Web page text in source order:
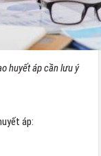
huyết áp cần lưu ý
áp: